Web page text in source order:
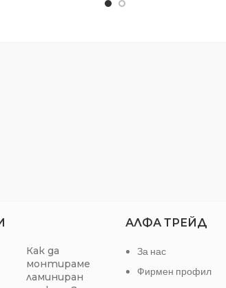
Как да
монтираме
ламиниран
АЛФА ТРЕЙД
За нас
Фирмен профил